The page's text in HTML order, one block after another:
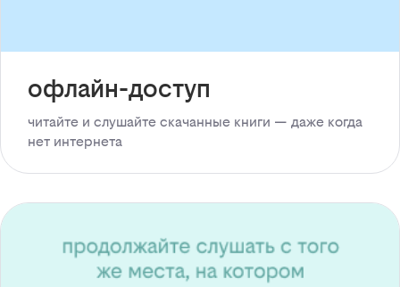
офлайн-доступ
читайте и слушайте скачанные книги — даже когда
нет интернета